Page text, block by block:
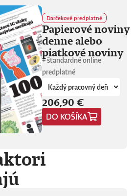
sa
a
V
príde
reč na
Beatles,
GG
diagnózy,
working
Darčekové predplatné
Papierové noviny
denne alebo
piatkové noviny
+ štandardné online
predplatné
206,90 €
DO KOŠÍKA